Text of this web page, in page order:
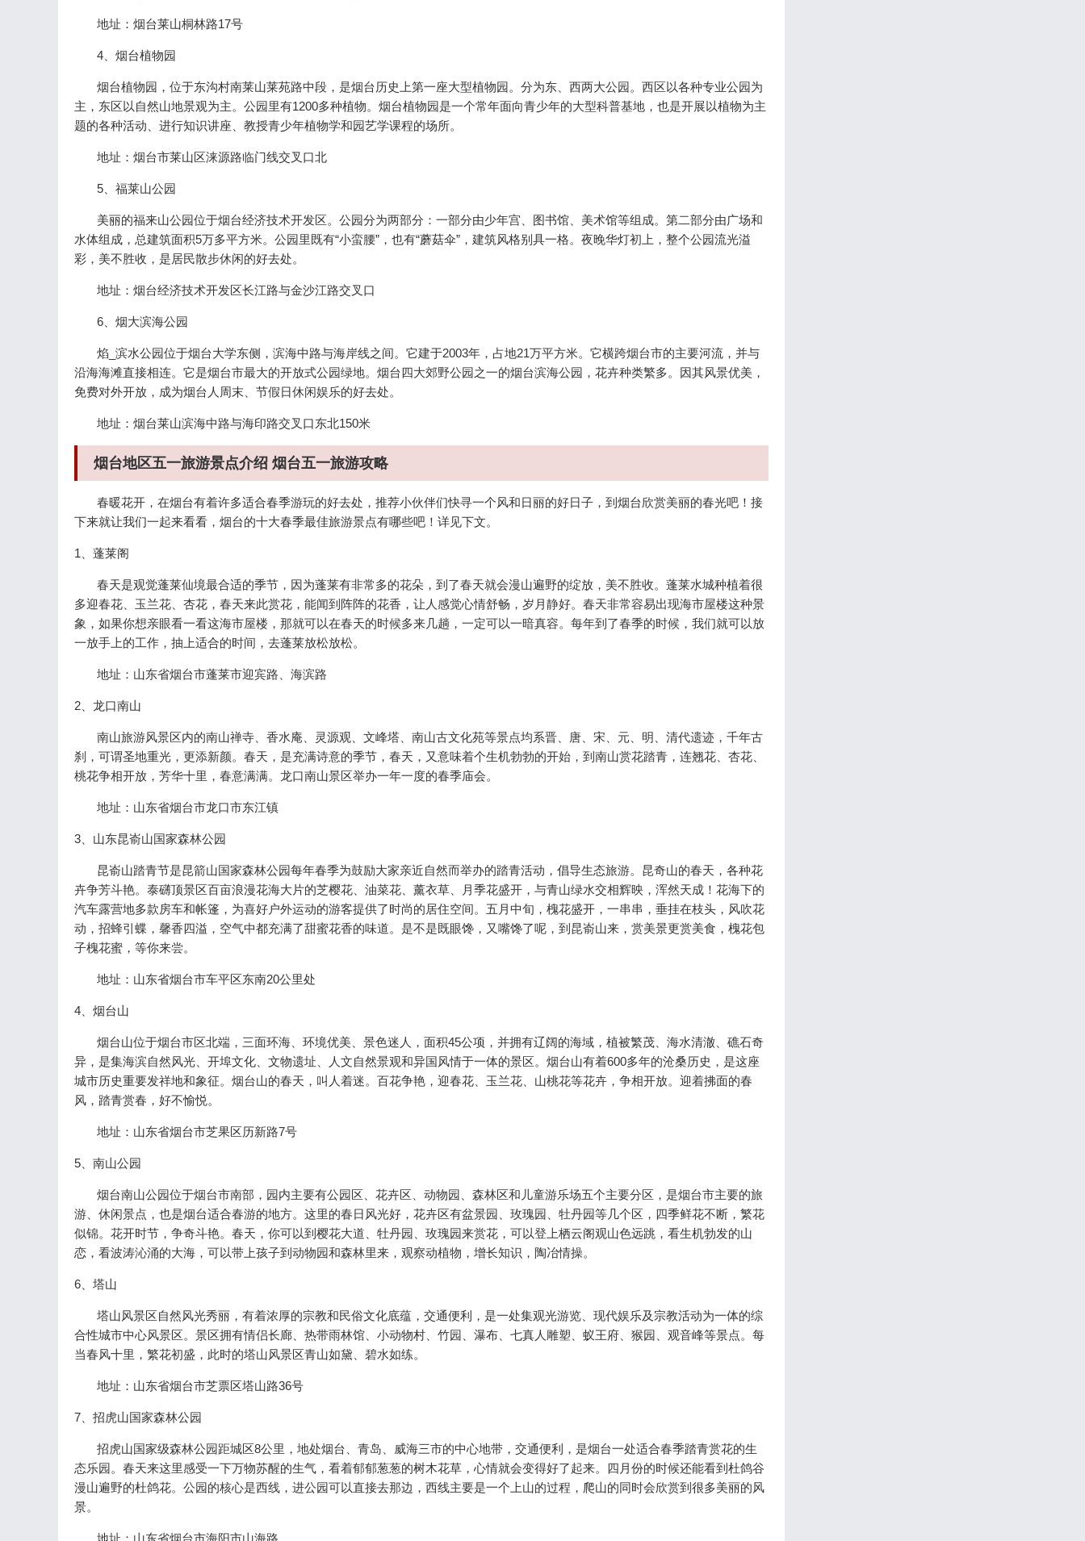
地址：烟台莱山桐林路17号
4、烟台植物园
烟台植物园，位于东沟村南莱山莱苑路中段，是烟台历史上第一座大型植物园。分为东、西两大公园。西区以各种专业公园为
主，东区以自然山地景观为主。公园里有1200多种植物。烟台植物园是一个常年面向青少年的大型科普基地，也是开展以植物为主
题的各种活动、进行知识讲座、教授青少年植物学和园艺学课程的场所。
地址：烟台市莱山区涞源路临门线交叉口北
5、福莱山公园
美丽的福来山公园位于烟台经济技术开发区。公园分为两部分：一部分由少年宫、图书馆、美术馆等组成。第二部分由广场和
水体组成，总建筑面积5万多平方米。公园里既有“小蛮腰”，也有“蘑菇伞”，建筑风格别具一格。夜晚华灯初上，整个公园流光溢
彩，美不胜收，是居民散步休闲的好去处。
地址：烟台经济技术开发区长江路与金沙江路交叉口
6、烟大滨海公园
焰_滨水公园位于烟台大学东侧，滨海中路与海岸线之间。它建于2003年，占地21万平方米。它横跨烟台市的主要河流，并与
沿海海滩直接相连。它是烟台市最大的开放式公园绿地。烟台四大郊野公园之一的烟台滨海公园，花卉种类繁多。因其风景优美，
免费对外开放，成为烟台人周末、节假日休闲娱乐的好去处。
地址：烟台莱山滨海中路与海印路交叉口东北150米
烟台地区五一旅游景点介绍 烟台五一旅游攻略
春暖花开，在烟台有着许多适合春季游玩的好去处，推荐小伙伴们快寻一个风和日丽的好日子，到烟台欣赏美丽的春光吧！接
下来就让我们一起来看看，烟台的十大春季最佳旅游景点有哪些吧！详见下文。
1、蓬莱阁
春天是观觉蓬莱仙境最合适的季节，因为蓬莱有非常多的花朵，到了春天就会漫山遍野的绽放，美不胜收。蓬莱水城种植着很
多迎春花、玉兰花、杏花，春天来此赏花，能闻到阵阵的花香，让人感觉心情舒畅，岁月静好。春天非常容易出现海市屋楼这种景
象，如果你想亲眼看一看这海市屋楼，那就可以在春天的时候多来几趟，一定可以一暗真容。每年到了春季的时候，我们就可以放
一放手上的工作，抽上适合的时间，去蓬莱放松放松。
地址：山东省烟台市蓬莱市迎宾路、海滨路
2、龙口南山
南山旅游风景区内的南山禅寺、香水庵、灵源观、文峰塔、南山古文化苑等景点均系晋、唐、宋、元、明、清代遗迹，千年古
刹，可谓圣地重光，更添新颜。春天，是充满诗意的季节，春天，又意味着个生机勃勃的开始，到南山赏花踏青，连翘花、杏花、
桃花争相开放，芳华十里，春意满满。龙口南山景区举办一年一度的春季庙会。
地址：山东省烟台市龙口市东江镇
3、山东昆嵛山国家森林公园
昆嵛山踏青节是昆箭山国家森林公园每年春季为鼓励大家亲近自然而举办的踏青活动，倡导生态旅游。昆奇山的春天，各种花
卉争芳斗艳。泰礴顶景区百亩浪漫花海大片的芝樱花、油菜花、薰衣草、月季花盛开，与青山绿水交相辉映，浑然天成！花海下的
汽车露营地多款房车和帐篷，为喜好户外运动的游客提供了时尚的居住空间。五月中旬，槐花盛开，一串串，垂挂在枝头，风吹花
动，招蜂引蝶，馨香四溢，空气中都充满了甜蜜花香的味道。是不是既眼馋，又嘴馋了呢，到昆嵛山来，赏美景更赏美食，槐花包
子槐花蜜，等你来尝。
地址：山东省烟台市车平区东南20公里处
4、烟台山
烟台山位于烟台市区北端，三面环海、环境优美、景色迷人，面积45公项，并拥有辽阔的海域，植被繁茂、海水清澈、礁石奇
异，是集海滨自然风光、开埠文化、文物遗址、人文自然景观和异国风情于一体的景区。烟台山有着600多年的沧桑历史，是这座
城市历史重要发祥地和象征。烟台山的春天，叫人着迷。百花争艳，迎春花、玉兰花、山桃花等花卉，争相开放。迎着拂面的春
风，踏青赏春，好不愉悦。
地址：山东省烟台市芝果区历新路7号
5、南山公园
烟台南山公园位于烟台市南部，园内主要有公园区、花卉区、动物园、森林区和儿童游乐场五个主要分区，是烟台市主要的旅
游、休闲景点，也是烟台适合春游的地方。这里的春日风光好，花卉区有盆景园、玫瑰园、牡丹园等几个区，四季鲜花不断，繁花
似锦。花开时节，争奇斗艳。春天，你可以到樱花大道、牡丹园、玫瑰园来赏花，可以登上栖云阁观山色远跳，看生机勃发的山
恋，看波涛沁涌的大海，可以带上孩子到动物园和森林里来，观察动植物，增长知识，陶冶情操。
6、塔山
塔山风景区自然风光秀丽，有着浓厚的宗教和民俗文化底蕴，交通便利，是一处集观光游览、现代娱乐及宗教活动为一体的综
合性城市中心风景区。景区拥有情侣长廊、热带雨林馆、小动物村、竹园、瀑布、七真人雕塑、蚁王府、猴园、观音峰等景点。每
当春风十里，繁花初盛，此时的塔山风景区青山如黛、碧水如练。
地址：山东省烟台市芝票区塔山路36号
7、招虎山国家森林公园
招虎山国家级森林公园距城区8公里，地处烟台、青岛、威海三市的中心地带，交通便利，是烟台一处适合春季踏青赏花的生
态乐园。春天来这里感受一下万物苏醒的生气，看着郁郁葱葱的树木花草，心情就会变得好了起来。四月份的时候还能看到杜鸽谷
漫山遍野的杜鸽花。公园的核心是西线，进公园可以直接去那边，西线主要是一个上山的过程，爬山的同时会欣赏到很多美丽的风
景。
地址：山东省烟台市海阳市山海路